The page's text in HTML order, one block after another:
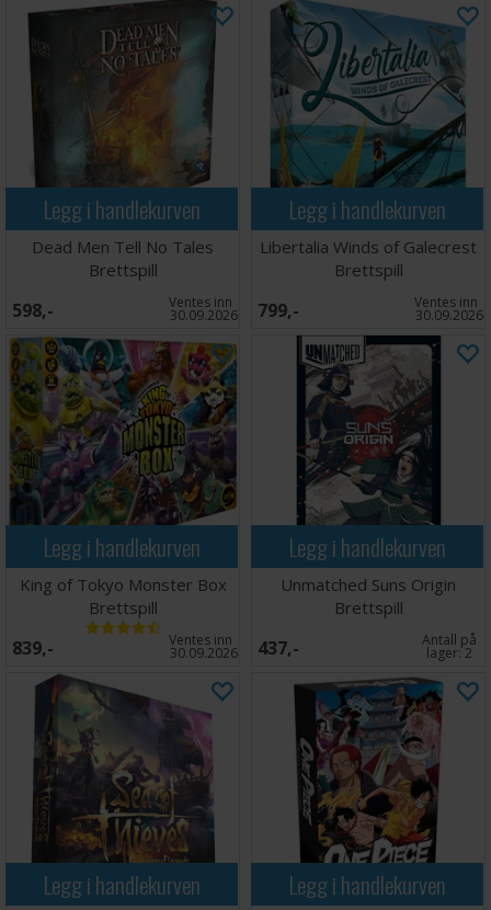
Legg i handlekurven
Dead Men Tell No Tales
Brettspill
598,- Ventes inn
30.09.2026
Legg i handlekurven
Libertalia Winds of Galecrest
Brettspill
799,- Ventes inn
30.09.2026
Legg i handlekurven
King of Tokyo Monster Box
Brettspill
839,- Ventes inn
30.09.2026
Legg i handlekurven
Unmatched Suns Origin
Brettspill
437,- Antall på
lager:2
Legg i handlekurven Legg i handlekurven